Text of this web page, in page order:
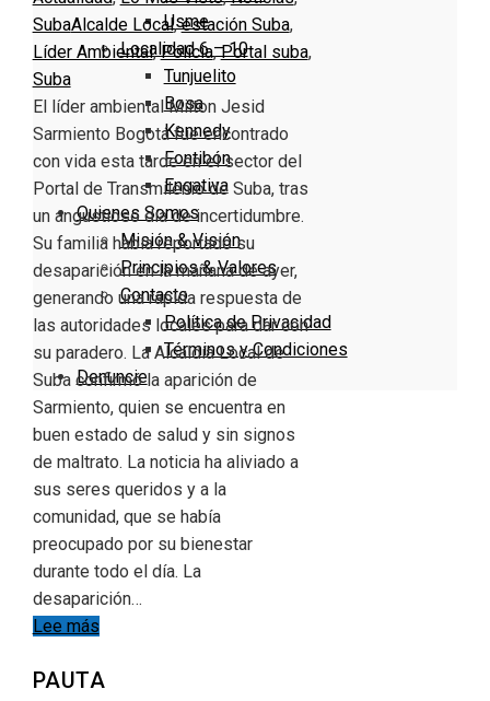
Usme
Localidad 6 – 10
Tunjuelito
Bosa
Kennedy
Fontibón
Engativa
Quienes Somos
Misión & Visión
Principios & Valores
Contacto
Política de Privacidad
Términos y Condiciones
Denuncie
SubaAlcalde Local,estación Suba,
Líder Ambiental,Polícia,Portal suba,
Suba
El líder ambiental Milton Jesid
Sarmiento Bogotá fue encontrado
con vida esta tarde en el sector del
Portal de Transmilenio de Suba, tras
un angustioso día de incertidumbre.
Su familia había reportado su
desaparición en la mañana de ayer,
generando una rápida respuesta de
las autoridades locales para dar con
su paradero. La Alcaldía Local de
Suba confirmó la aparición de
Sarmiento, quien se encuentra en
buen estado de salud y sin signos
de maltrato. La noticia ha aliviado a
sus seres queridos y a la
comunidad, que se había
preocupado por su bienestar
durante todo el día. La
desaparición…
Lee más
PAUTA